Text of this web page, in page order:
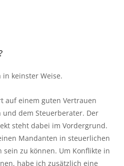
keinster Weise.
auf einem guten Vertrauen
dem Steuerberater. Der
steht dabei im Vordergrund.
Mandanten in steuerlichen
zu können. Um Konflikte in
habe ich zusätzlich eine